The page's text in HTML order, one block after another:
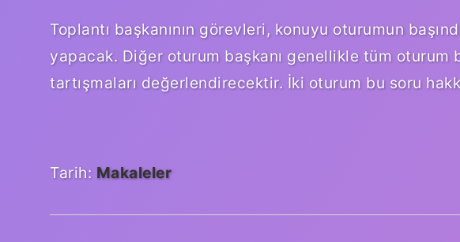
Toplantı başkanının görevleri, konuyu oturumun
yapacak. Diğer oturum başkanı genellikle tüm oturum
tartışmaları değerlendirecektir. İki oturum bu soru
Tarih: Makaleler